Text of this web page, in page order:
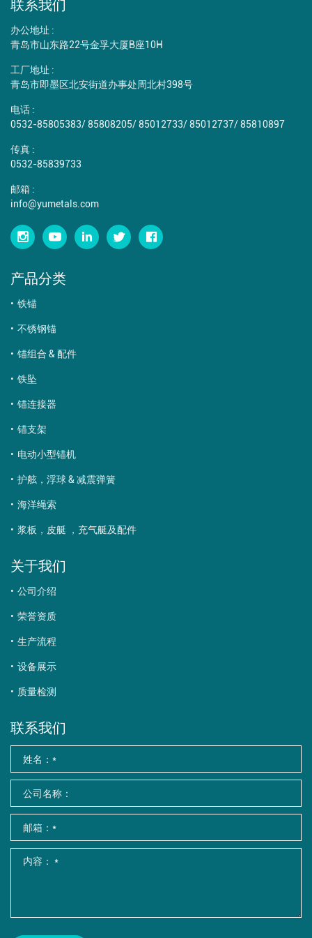
联系我们
办公地址 :
青岛市山东路22号金孚大厦B座10H
工厂地址 :
青岛市即墨区北安街道办事处周北村398号
电话 :
0532-85805383/85808205/85012733/85012737/85810897
传真 :
0532-85839733
邮箱 :
info@yumetals.com
产品分类
铁锚
不锈钢锚
锚组合 & 配件
铁坠
锚连接器
锚支架
电动小型锚机
护舷，浮球 & 减震弹簧
海洋绳索
浆板，皮艇 ，充气艇及配件
关于我们
公司介绍
荣誉资质
生产流程
设备展示
质量检测
联系我们